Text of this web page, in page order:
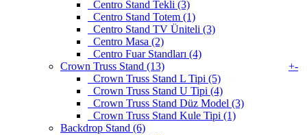
Centro Stand Tekli (3)
Centro Stand Totem (1)
Centro Stand TV Üniteli (3)
Centro Masa (2)
Centro Fuar Standları (4)
Crown Truss Stand (13)
+-
Crown Truss Stand L Tipi (5)
Crown Truss Stand U Tipi (4)
Crown Truss Stand Düz Model (3)
Crown Truss Stand Kule Tipi (1)
Backdrop Stand (6)